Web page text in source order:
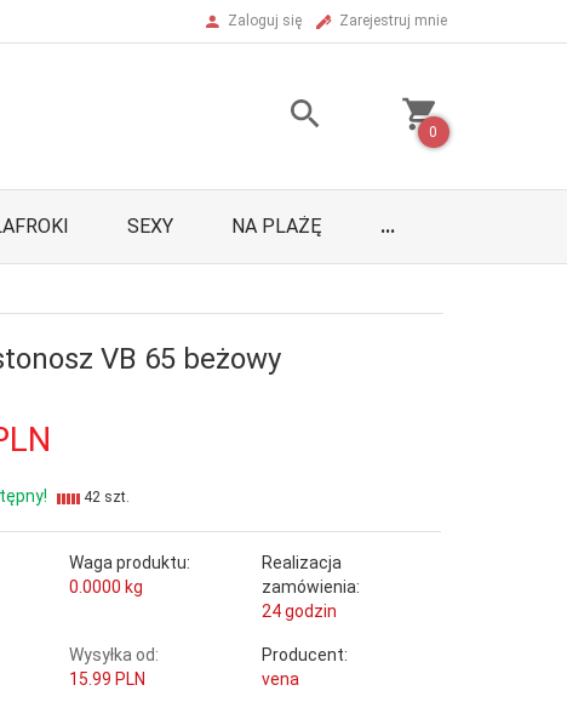
Zaloguj się Zarejestruj mnie
0
SEXY NA PLAŻĘ ...
VB 65 beżowy
42 szt.
Waga produktu:
0.0000 kg
Realizacja
zamówienia:
24 godzin
Wysyłka od:
15.99 PLN
Producent:
vena